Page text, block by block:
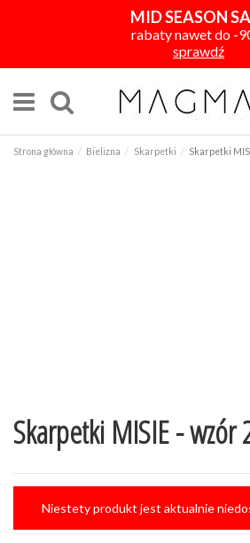
MID SEASON
rabaty nawet do -
sprawdź
Strona główna Bielizna Skarpetki Skarpetki
Skarpetki MISIE - wzór
Niestety produkt jest aktualnie